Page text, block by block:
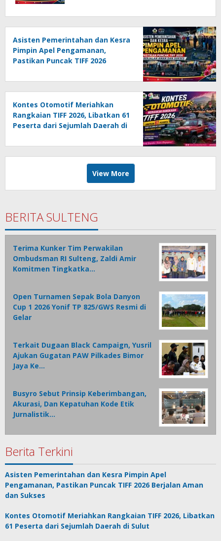
Asisten Pemerintahan dan Kesra
Pimpin Apel Pengamanan,
Pastikan Puncak TIFF 2026
Kontes Otomotif Meriahkan
Rangkaian TIFF 2026, Libatkan 61
Peserta dari Sejumlah Daerah di
View More
BERITA SULTENG
Terima Kunker Tim Perwakilan
Ombudsman RI Sulteng, Zaldi Amir
Komitmen Tingkatka…
Open Turnamen Sepak Bola Danyon
Cup 1 2026 Yonif TP 825/GWS Resmi di
Gelar
Terkait Dugaan Black Campaign, Yusril
Ajukan Gugatan PAW Pilkades Bimor
Jaya Ke…
Busyro Sebut Prinsip Keberimbangan,
Akurasi, Dan Kepatuhan Kode Etik
Jurnalistik…
Berita Terkini
Asisten Pemerintahan dan Kesra Pimpin Apel
Pengamanan, Pastikan Puncak TIFF 2026 Berjalan Aman
dan Sukses
Kontes Otomotif Meriahkan Rangkaian TIFF 2026, Libatkan
61 Peserta dari Sejumlah Daerah di Sulut